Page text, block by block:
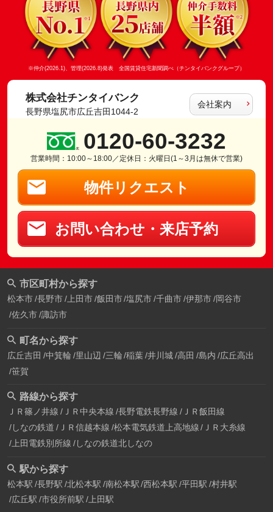
※仲介(2026.1)、管理(2026.8)発表 全国賃貸住宅新聞調べ（チンタイバンクグループ）
株式会社チンタイバンク
長野県塩尻市広丘吉田1044-2
会社案内
0120-60-3232
営業時間：10:00～18:00／定休日：火曜日(1～3月は無休で営業)
物件リクエスト
お問い合わせ・来店予約
市区町村から探す
松本市 長野市 上田市 飯田市 塩尻市 千曲市 伊那市 岡谷市
佐久市 諏訪市
町名から探す
広丘吉田 中箕輪 里山辺 三輪 稲葉 井川城 高田 島内 広丘高出
笹賀
路線から探す
ＪＲ篠ノ井線 ＪＲ中央本線 長野電鉄長野線 ＪＲ飯田線
しなの鉄道 ＪＲ信越本線 松本電気鉄道上高地線
ＪＲ大糸線
上田電鉄別所線 しなの鉄道北しなの
駅から探す
松本駅 長野駅 北松本駅 南松本駅 西松本駅 平田駅 村井駅
広丘駅 市役所前駅 上田駅